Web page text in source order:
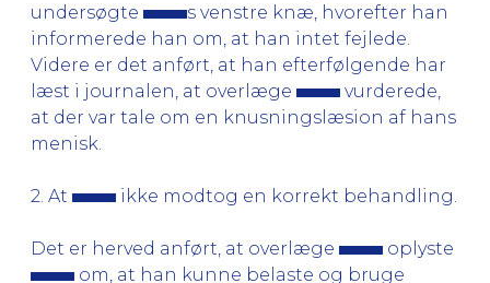
undersøgte
s venstre knæ, hvorefter han
informerede han om, at han intet fejlede.
Videre er det anført, at han efterfølgende har
læst i journalen, at overlæge
vurderede,
at der var tale om en knusningslæsion af hans
menisk.
2. At ikke modtog en korrekt behandling.
Det er herved anført, at overlæge
oplyste
om, at han kunne belaste og bruge